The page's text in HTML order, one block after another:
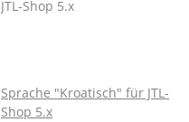
Sprache "Kroatisch" für JTL-
Shop 5.x